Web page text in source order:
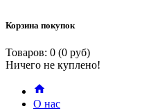
Корзина покупок
Товаров: 0 (0 руб)
Ничего не куплено!
О нас